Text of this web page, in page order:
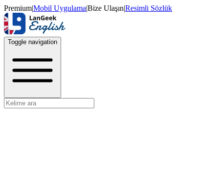
Premium|Mobil Uygulama|Bize Ulaşın|Resimli Sözlük
Toggle navigation